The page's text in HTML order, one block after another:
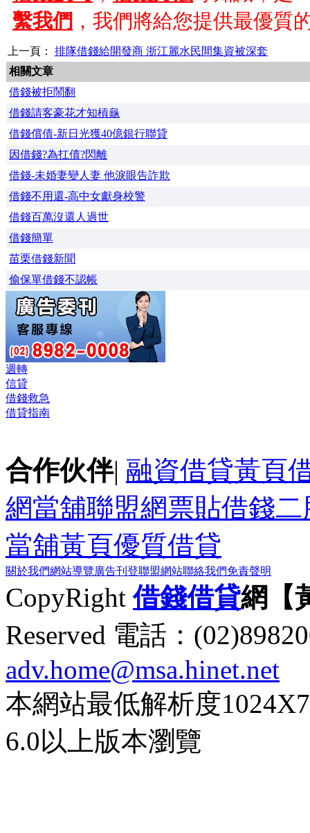
繫我們 ，我們將給您提供最優質
上一頁： 排隊借錢給開發商 浙江麗水民間集資被深套
相關文章
借錢被拒鬧翻
借錢請客豪花才知槓龜
借錢償債-新日光獲40億銀行聯貸
因借錢?為扛債?閃離
借錢-未婚妻變人妻 他淚眼告詐欺
借錢不用還-高中女獻身校警
借錢百萬沒還人過世
借錢簡單
苗栗借錢新聞
偷保單借錢不認帳
週轉
信貸
借錢救急
借貸指南
合作伙伴| 融資借貸黃頁
網當舖聯盟網票貼借錢二
當舖黃頁優質借貸
關於我們網站導覽廣告刊登聯盟網站聯絡我們免責聲明
CopyRight借錢借貸網【
Reserved 電話：
adv.home@msa.hinet.net
本網站最低解析度
6.0以上版本瀏覽